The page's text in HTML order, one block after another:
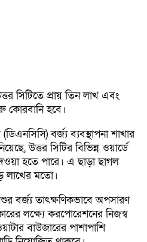
সিটিতে প্রায় তিন লাখ এবং
কোরবানি হবে।
বর্জ্য ব্যবস্থাপনা শাখার
উত্তর সিটির বিভিন্ন ওয়ার্ডে
হতে পারে। এ ছাড়া ছাগল
লাখের মতো।
বর্জ্য তাৎক্ষণিকভাবে অপসারণ
লক্ষ্যে করপোরেশনের নিজস্ব
বাউজারের পাশাপাশি